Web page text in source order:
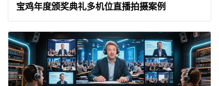
宝鸡年度颁奖典礼多机位直播拍摄案例